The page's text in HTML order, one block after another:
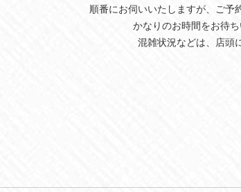
順番にお伺いいたしますが、ご予
かなりのお時間をお待
混雑状況などは、店頭